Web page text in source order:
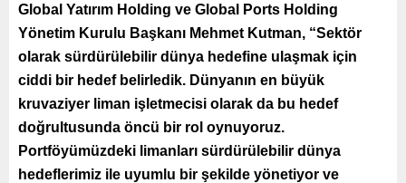
Global Yatırım Holding ve Global Ports Holding
Yönetim Kurulu Başkanı Mehmet Kutman, “Sektör
olarak sürdürülebilir dünya hedefine ulaşmak için
ciddi bir hedef belirledik. Dünyanın en büyük
kruvaziyer liman işletmecisi olarak da bu hedef
doğrultusunda öncü bir rol oynuyoruz.
Portföyümüzdeki limanları sürdürülebilir dünya
hedeflerimiz ile uyumlu bir şekilde yönetiyor ve